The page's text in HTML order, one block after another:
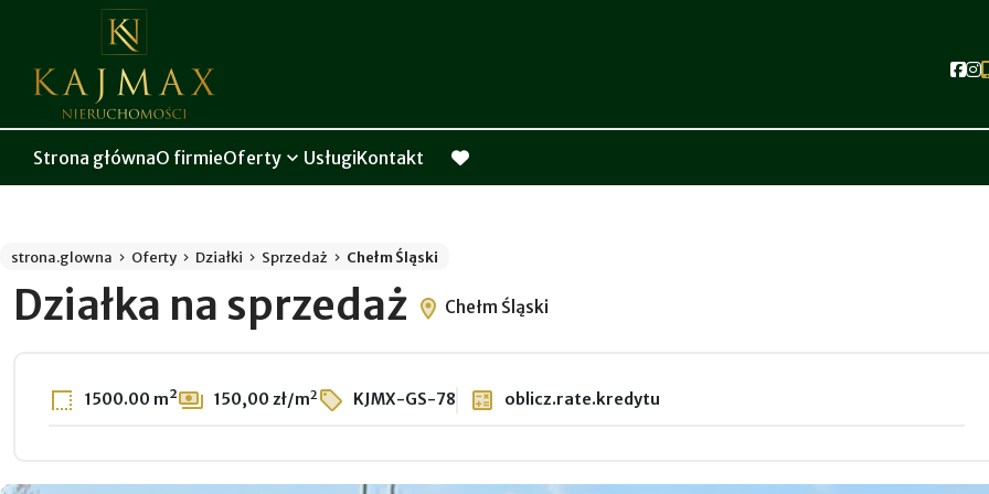
Strona głównaO firmieOferty UsługiKontakt
favorite
strona.glowna Oferty Działki Sprzedaż Chełm Śląski
Działka na sprzedaż Chełm Śląski
1500.00 m² 150,00 zł/m2 KJMX-GS-78 oblicz.rate.kredytu